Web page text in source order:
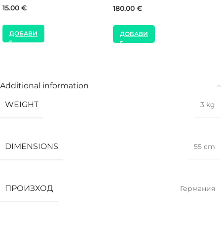
15.00 €
ДОБАВИ
180.00 €
ДОБАВИ
Additional information
WEIGHT
3 kg
DIMENSIONS 55 cm
ПРОИЗХОД Германия